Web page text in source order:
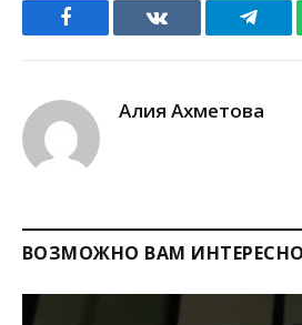
Facebook VKontakte
Алия Ахметова
ВОЗМОЖНО ВАМ ИНТЕРЕСНО